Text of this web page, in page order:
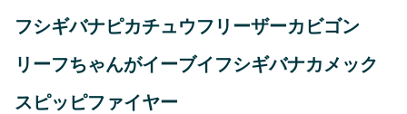
フシギバナピカチュウフリーザーカビゴン
リーフちゃんがイーブイフシギバナカメック
スピッピファイヤー